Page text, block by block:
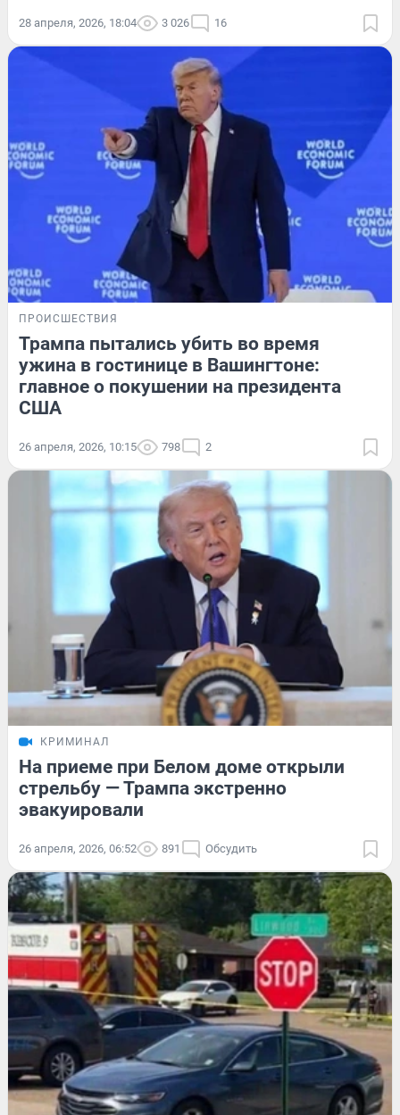
28 апреля, 2026, 18:04 3 026 16
ПРОИСШЕСТВИЯ
Трампа пытались убить во время
ужина в гостинице в Вашингтоне:
главное о покушении на президента
США
26 апреля, 2026, 10:15 798 2
КРИМИНАЛ
На приеме при Белом доме открыли
стрельбу — Трампа экстренно
эвакуировали
26 апреля, 2026, 06:52 891 Обсудить